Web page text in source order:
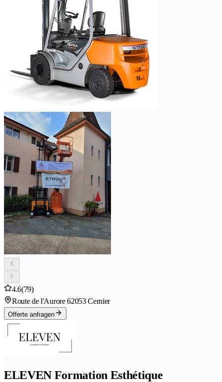
4.6(79)
Route de l'Aurore 62053 Cernier
Offerte anfragen
ELEVEN Formation Esthétique